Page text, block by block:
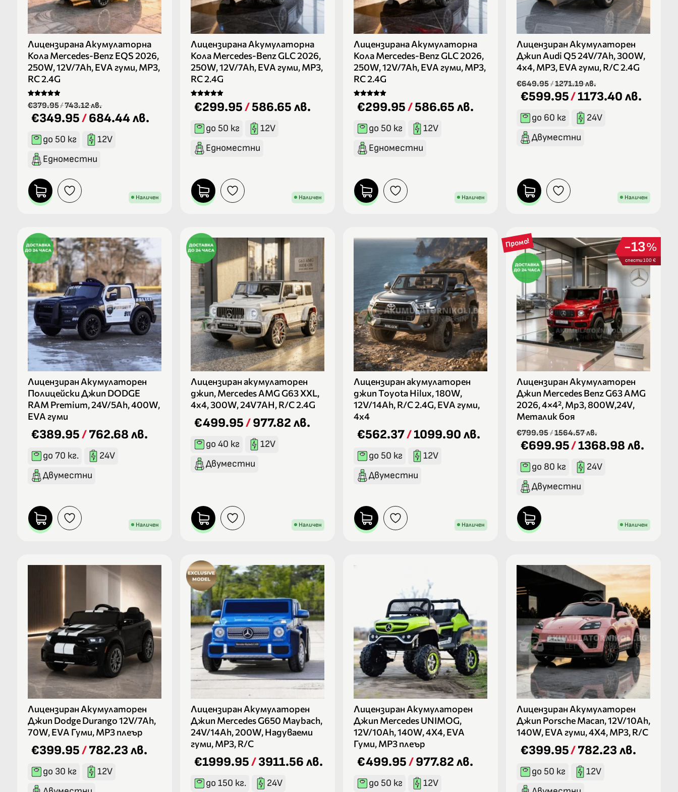
Лицензирана Акумулаторна
Кола Mercedes-Benz EQS 2026,
250W, 12V/7Ah, EVA гуми, MP3,
RC 2.4G
Оценено на
5.00
от 5
€379.95/743.12 лв.
€349.95/684.44 лв.
до 50 кг
12V
Едноместни
Наличен
Лицензирана Акумулаторна
Кола Mercedes-Benz GLC 2026,
250W, 12V/7Ah, EVA гуми, MP3,
RC 2.4G
Оценено на
5.00
€299.95/586.65 лв.
до 50 кг
12V
Едноместни
Наличен
Лицензирана Акумулаторна
Кола Mercedes-Benz GLC 2026,
250W, 12V/7Ah, EVA гуми, MP3,
RC 2.4G
Оценено на
5.00
€299.95/586.65 лв.
до 50 кг
12V
Едноместни
Наличен
Лицензиран Акумулаторен
Джип Audi Q5 24V/7Ah, 300W,
4х4, МР3, EVA гуми, R/C 2.4G
€649.95/1271.19 лв.
€599.95/1173.40 лв.
до 60 кг
24V
Двуместни
Наличен
Лицензиран Акумулаторен
Полицейски Джип DODGE
RAM Premium, 24V/5Ah, 400W,
EVA гуми
€389.95/762.68 лв.
до 70 кг.
24V
Двуместни
Наличен
Лицензиран акумулаторен
джип, Mercedes AMG G63 XXL,
4х4, 300W, 24V7AH, R/C 2.4G
€499.95/977.82 лв.
до 40 кг
12V
Двуместни
Наличен
Лицензиран акумулаторен
джип Toyota Hilux, 180W,
12V/14Ah, R/C 2.4G, EVA гуми,
4х4
€562.37/1099.90 лв.
до 50 кг
12V
Двуместни
Наличен
Промо! %
13
спести 100 €
Лицензиран Акумулаторен
Джип Mercedes Benz G63 AMG
2026, 4×4², Mp3, 800W,24V,
Металик боя
€799.95/1564.57 лв.
€699.95/1368.98 лв.
до 80 кг
24V
Двуместни
Наличен
Лицензиран Акумулаторен
Джип Dodge Durango 12V/7Ah,
70W, EVA Гуми, MP3 плеър
€399.95/782.23 лв.
до 30 кг
12V
Лицензиран Акумулаторен
Джип Mercedes G650 Maybach,
24V/14Ah, 200W, Надуваеми
гуми, МР3, R/C
€1999.95/3911.56 лв.
до 150 кг. 24V
Лицензиран Акумулаторен
Джип Mercedes UNIMOG,
12V/10Ah, 140W, 4X4, EVA
Гуми, MP3 плеър
€499.95/977.82 лв.
до 50 кг 12V
Лицензиран Акумулаторен
Джип Porsche Macan, 12V/10Ah,
140W, EVA гуми, 4X4, MP3, R/C
€399.95/782.23 лв.
до 50 кг
12V